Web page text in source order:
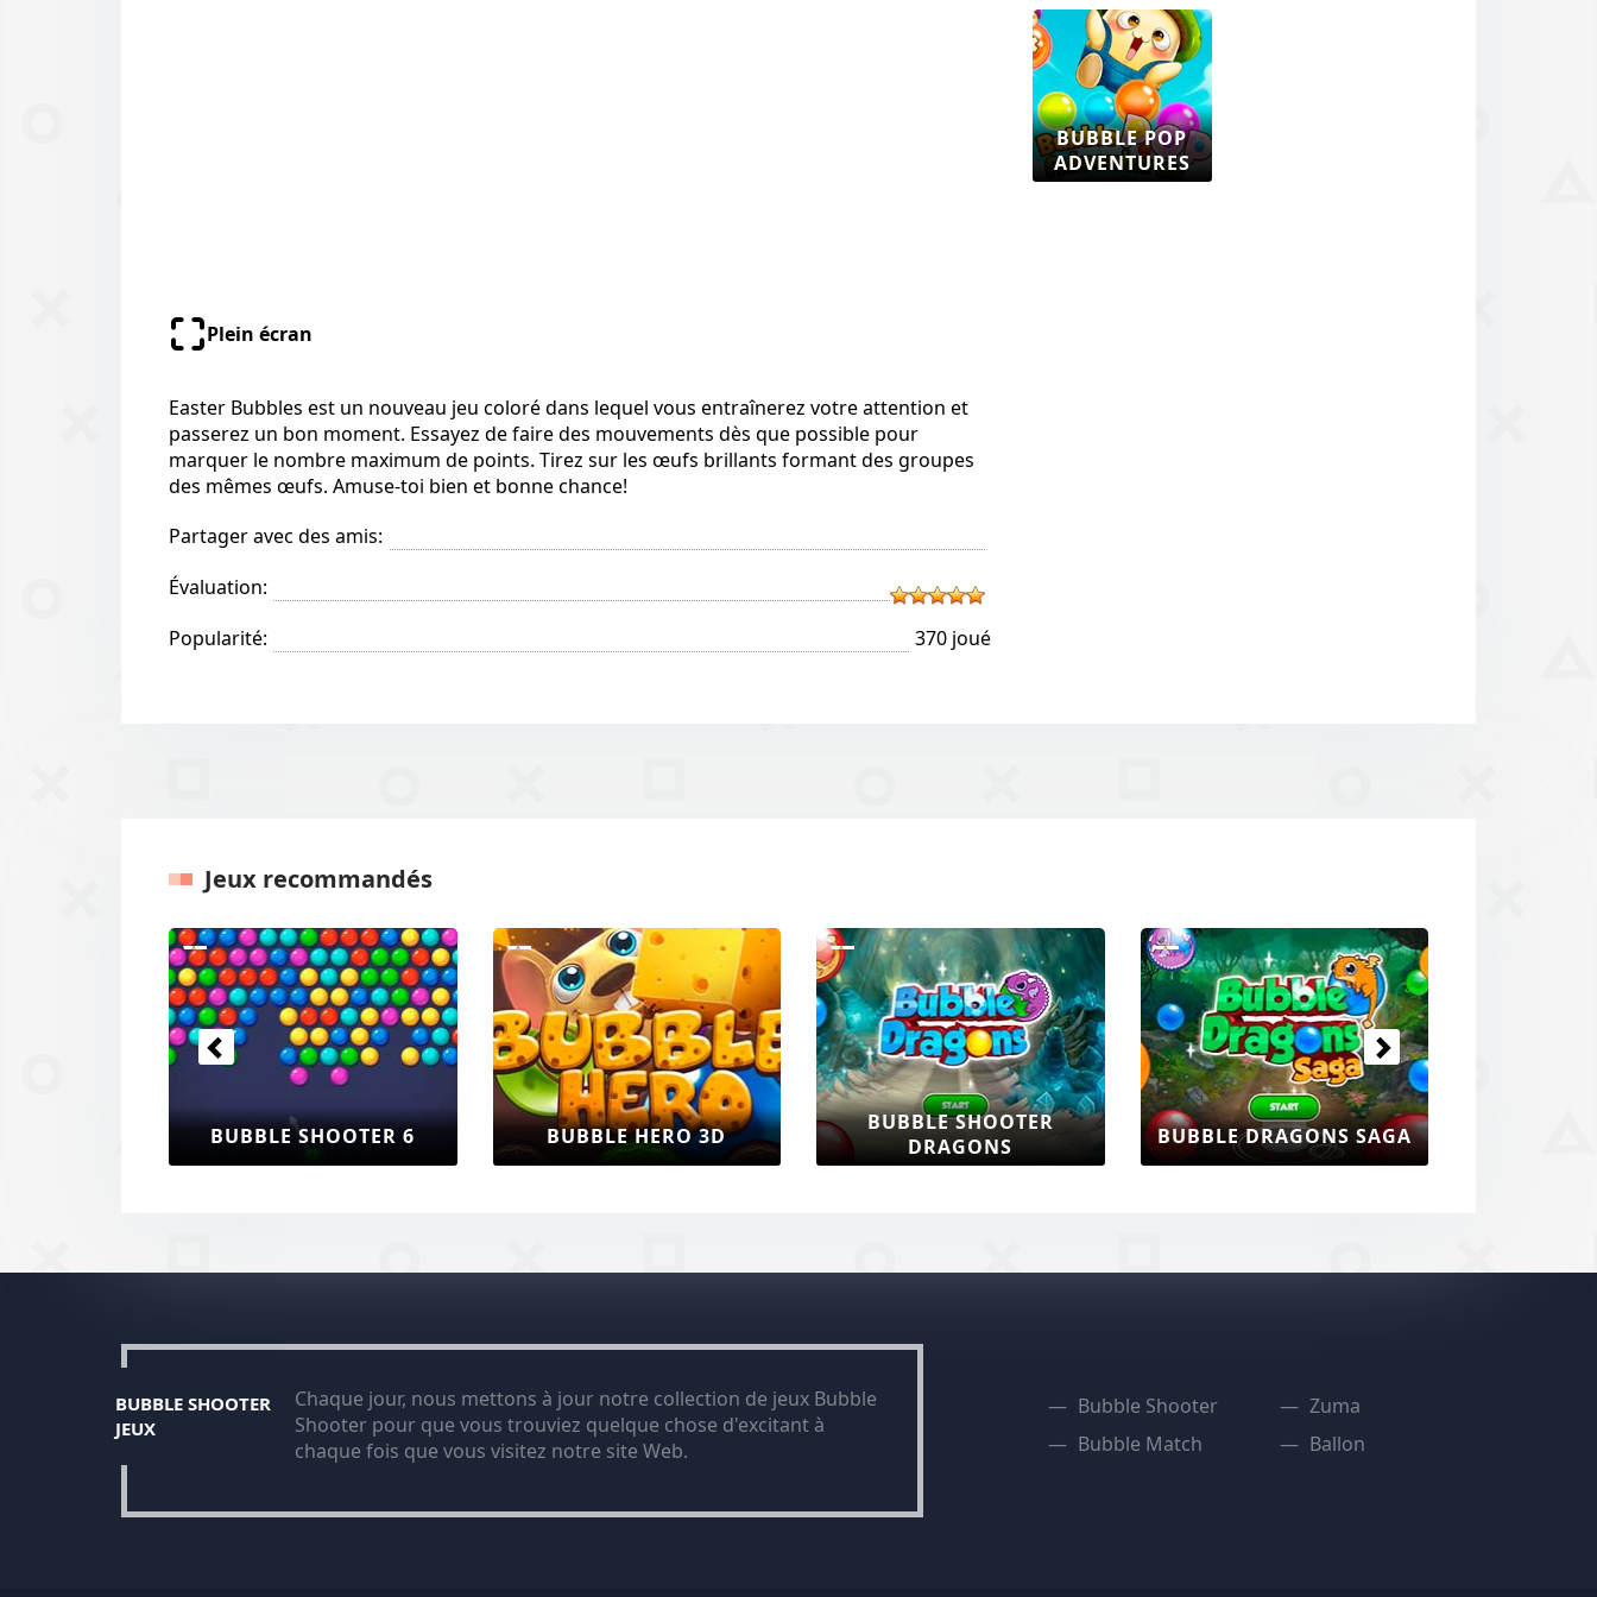
Plein écran
Easter Bubbles est un nouveau jeu coloré dans lequel vous entraînerez votre attention et
passerez un bon moment. Essayez de faire des mouvements dès que possible pour
marquer le nombre maximum de points. Tirez sur les œufs brillants formant des groupes
des mêmes œufs. Amuse-toi bien et bonne chance!
Partager avec des amis:
Évaluation:
Popularité:
370 joué
BUBBLE POP
ADVENTURES
Jeux recommandés
BUBBLE SHOOTER 6 BUBBLE HERO 3D
BUBBLE SHOOTER
DRAGONS
BUBBLE DRAGONS SAGA
Précédents Prochain
BUBBLE SHOOTER
JEUX
Chaque jour, nous mettons à jour notre collection de jeux Bubble
Shooter pour que vous trouviez quelque chose d'excitant à
chaque fois que vous visitez notre site Web.
Bubble Shooter
Bubble Match
Zuma
Ballon